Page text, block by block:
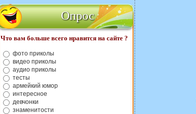
Опрос
Что вам больше всего нравится на сайте ?
фото приколы
видео приколы
аудио приколы
тесты
армейкий юмор
интересное
девчонки
знаменитости